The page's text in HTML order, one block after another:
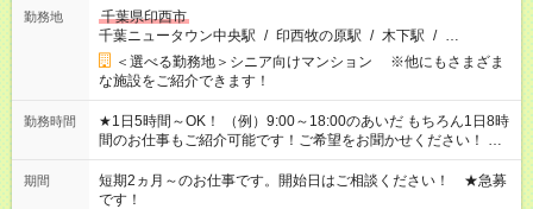
勤務地
千葉県印西市
千葉ニュータウン中央駅 / 印西牧の原駅 / 木下駅 / …
＜選べる勤務地＞シニア向けマンション ※他にもさまざま
な施設をご紹介できます！
勤務時間
★1日5時間～OK！ （例）9:00～18:00のあいだ もちろん1日8時
間のお仕事もご紹介可能です！ご希望をお聞かせください！ ★
家庭の都合でお休みが必要な場合も遠慮なくご相談ください。
※週最低15時間以上の勤務が必要です
期間
短期2ヵ月～のお仕事です。開始日はご相談ください！ ★急募
です！